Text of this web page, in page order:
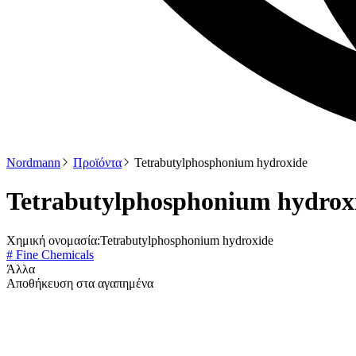
Nordmann Προϊόντα Tetrabutylphosphonium hydroxide
Tetrabutylphosphonium
Χημική ονομασία:Tetrabutylphosphonium hydroxide
# Fine Chemicals
Άλλα
Αποθήκευση στα αγαπημένα